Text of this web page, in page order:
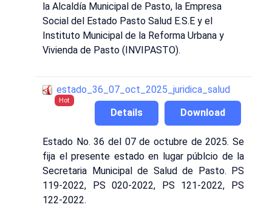
la Alcaldía Municipal de Pasto, la Empresa
Social del Estado Pasto Salud E.S.E y el
Instituto Municipal de la Reforma Urbana y
Vivienda de Pasto (INVIPASTO).
estado_36_07_oct_2025_juridica_salud
Hot
Download
Details
Estado No. 36 del 07 de octubre de 2025. Se
fija el presente estado en lugar públcio de la
Secretaria Municipal de Salud de Pasto. PS
119-2022, PS 020-2022, PS 121-2022, PS
122-2022.